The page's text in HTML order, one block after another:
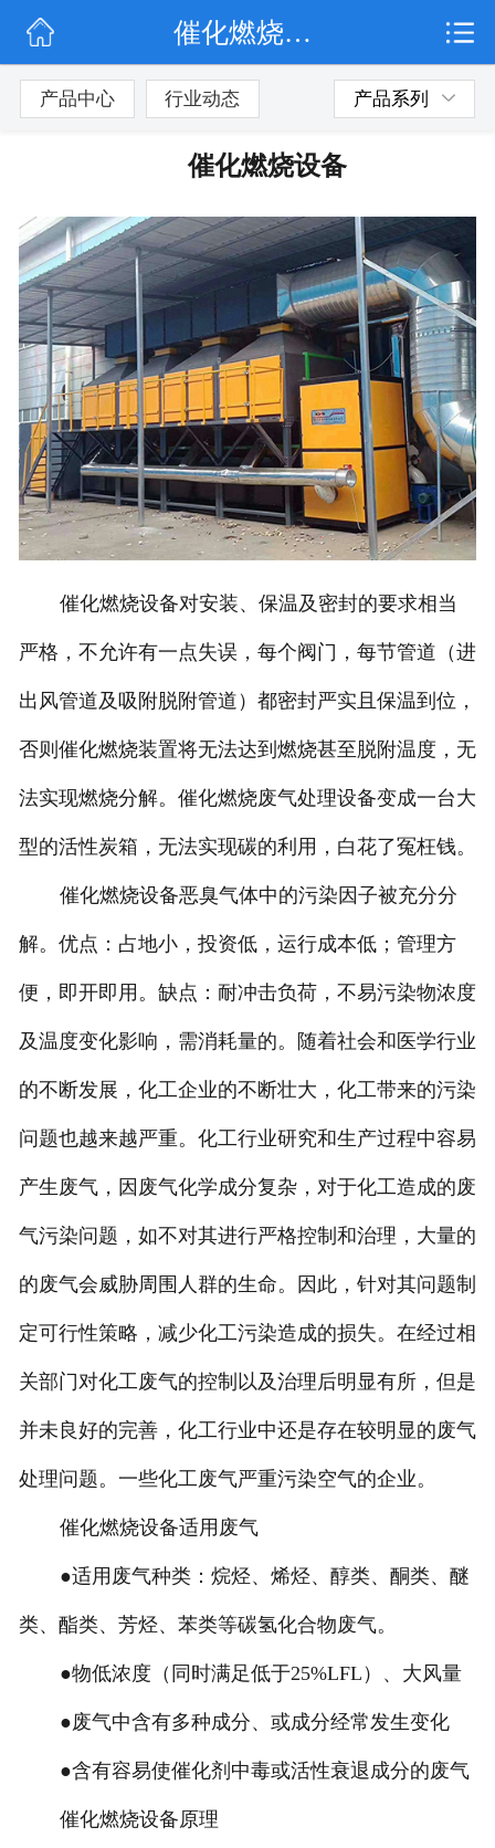
公司简介
联系我们
催化燃烧设备
产品中心 行业动态 产品系列
催化燃烧设备
催化燃烧设备对安装、保温及密封的要求相当
严格，不允许有一点失误，每个阀门，每节管道（进
出风管道及吸附脱附管道）都密封严实且保温到位，
否则催化燃烧装置将无法达到燃烧甚至脱附温度，无
法实现燃烧分解。催化燃烧废气处理设备变成一台大
型的活性炭箱，无法实现碳的利用，白花了冤枉钱。
催化燃烧设备恶臭气体中的污染因子被充分分
解。优点：占地小，投资低，运行成本低；管理方
便，即开即用。缺点：耐冲击负荷，不易污染物浓度
及温度变化影响，需消耗量的。随着社会和医学行业
的不断发展，化工企业的不断壮大，化工带来的污染
问题也越来越严重。化工行业研究和生产过程中容易
产生废气，因废气化学成分复杂，对于化工造成的废
气污染问题，如不对其进行严格控制和治理，大量的
的废气会威胁周围人群的生命。因此，针对其问题制
定可行性策略，减少化工污染造成的损失。在经过相
关部门对化工废气的控制以及治理后明显有所，但是
并未良好的完善，化工行业中还是存在较明显的废气
处理问题。一些化工废气严重污染空气的企业。
催化燃烧设备适用废气
●适用废气种类：烷烃、烯烃、醇类、酮类、醚
类、酯类、芳烃、苯类等碳氢化合物废气。
●物低浓度（同时满足低于25%LFL）、大风量
●废气中含有多种成分、或成分经常发生变化
●含有容易使催化剂中毒或活性衰退成分的废气
催化燃烧设备原理